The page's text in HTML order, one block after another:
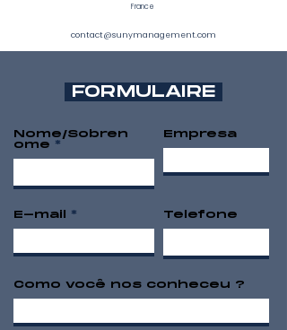
France
contact@sunymanagement.com
FORMULAIRE
Nome/Sobren
ome
Empresa
E-mail Telefone
Como você nos conheceu ?